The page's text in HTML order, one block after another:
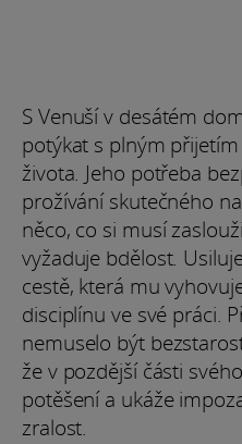
S Venuší v desátém
potýkat s plným
života. Jeho potřeba
prožívání skutečného
něco, co si musí
vyžaduje bdělost.
cestě, která mu
disciplínu ve své práci.
nemuselo být
že v pozdější části
potěšení a ukáže
zralost.